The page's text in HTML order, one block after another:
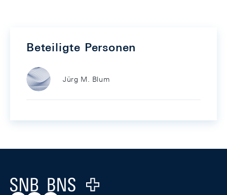
Beteiligte Personen
Jürg M. Blum
Logo